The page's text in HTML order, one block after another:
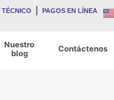
TÉCNICO PAGOS EN LÍNEA
Nuestro
blog
Contáctenos